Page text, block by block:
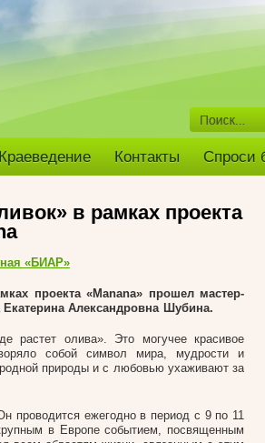
Краеведение Контакты Спроси
в рамках проекта
«БИАР»
проекта «Manana» прошел мастер-
Александровна Шубина.
растет олива». Это могучее красивое
собой символ мира, мудрости и
природы и с любовью ухаживают за
проводится ежегодно в период с 9 по 11
в Европе событием, посвященным